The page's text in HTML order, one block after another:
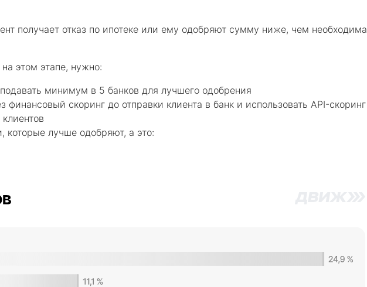
получает отказ по ипотеке или ему одобряют сумму ниже, чем необходима
этом этапе, нужно:
минимум в 5 банков для лучшего одобрения
финансовый скоринг до отправки клиента в банк и использовать API-скоринг
которые лучше одобряют, а это: